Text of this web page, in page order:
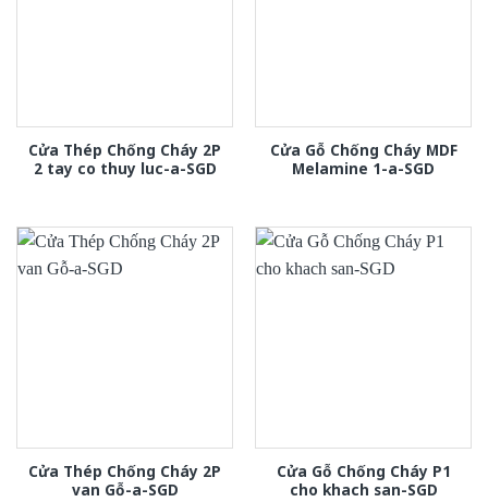
Cửa Thép Chống Cháy 2P
2 tay co thuy luc-a-SGD
Cửa Gỗ Chống Cháy MDF
Melamine 1-a-SGD
Cửa Thép Chống Cháy 2P
van Gỗ-a-SGD
Cửa Gỗ Chống Cháy P1
cho khach san-SGD